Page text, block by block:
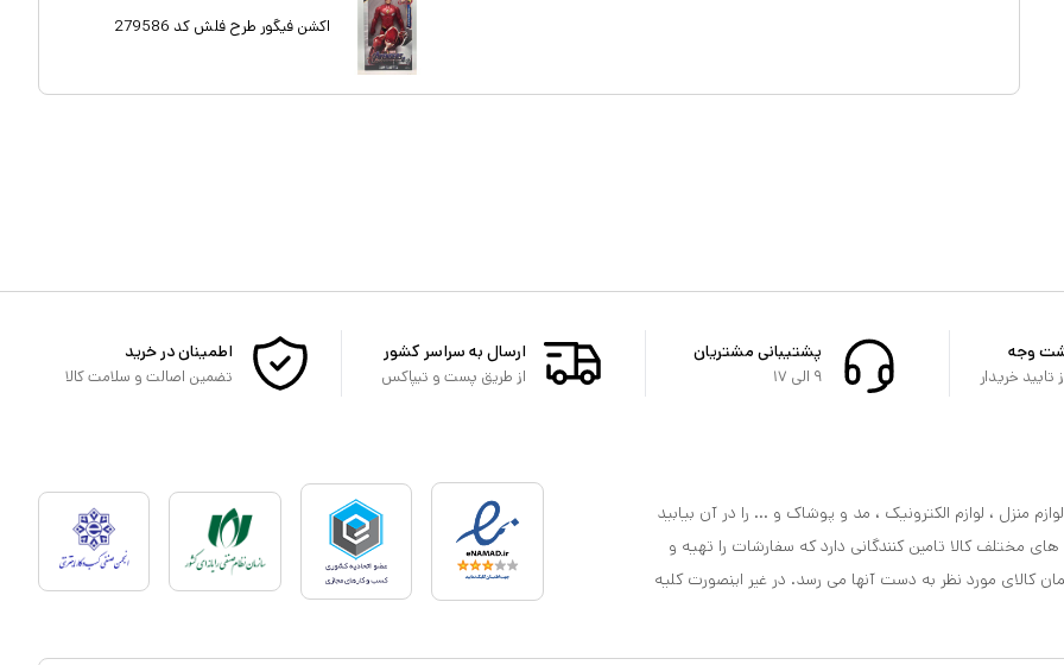
اکشن فیگور طرح فلش کد 279586
وجه
خریدار
پشتیبانی مشتریان
۹ الی ۱۷
ارسال به سراسر کشور
از طریق پست و تیپاکس
اطمینان در خرید
تضمین اصالت و سلامت کالا
منزل ، لوازم الکترونیک ، مد و پوشاک و ... را در آن بیابید
مختلف کالا تامین کنندگانی دارد که سفارشات را تهیه و
کالای مورد نظر به دست آنها می رسد. در غیر اینصورت کلیه